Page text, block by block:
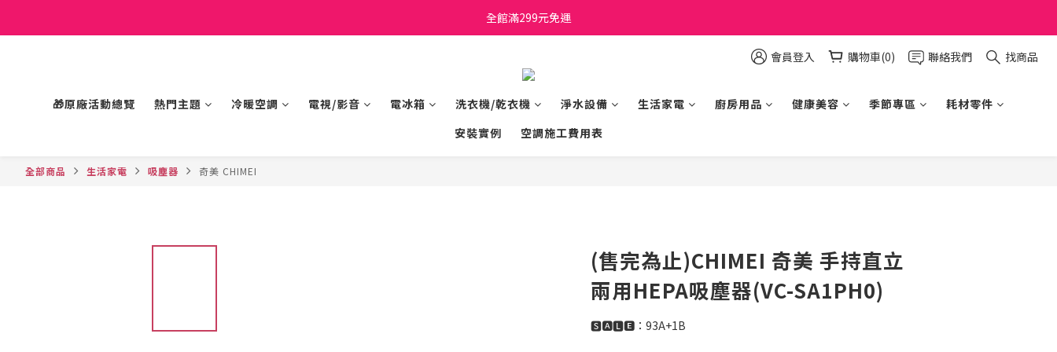
日立家電、國際牌 原廠管制價格 私訊優惠價
全館滿299元免運
會員登入 購物車(0) 聯絡我們 找商品
🎁原廠活動總覽 熱門主題 冷暖空調 電視/影音 電冰箱 洗衣機/乾衣機 淨水設備 生活家電 廚房用品 健康美容 季節專區
耗材零件
安裝實例
空調施工費用表
全部商品 生活家電 吸塵器 奇美 CHIMEI
(售完為止)CHIMEI 奇美 手持直立
兩用HEPA吸塵器(VC-SA1PH0)
🆂🅰🅻🅴：93A+1B